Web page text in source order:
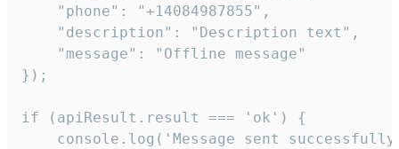
    "phone": "+14084987855",
    "description": "Description text",
    "message": "Offline message"
});
if (apiResult.result === 'ok') {
console.log('Message sent